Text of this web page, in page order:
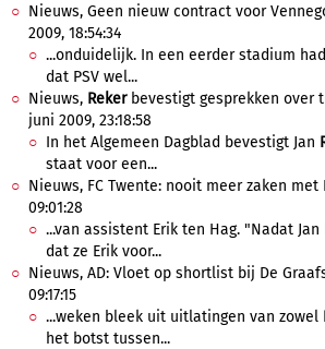
Nieuws, Geen nieuw contract voor
2009, 18:54:34
...onduidelijk. In een eerder stadium had
dat PSV wel...
Nieuws, Rekerbevestigt gesprekken over
juni 2009, 23:18:58
In het Algemeen Dagblad bevestigt Jan
staat voor een...
Nieuws, FC Twente: nooit meer zaken met
09:01:28
...van assistent Erik ten Hag. "Nadat Jan
dat ze Erik voor...
Nieuws, AD: Vloet op shortlist bij De
09:17:15
...weken bleek uit uitlatingen van zowel
het botst tussen...